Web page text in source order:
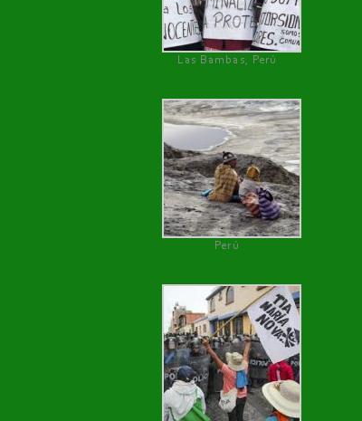
Las Bambas, Perú
Perú